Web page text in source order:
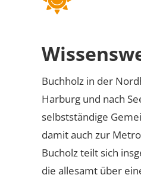
Buchholz in der
Harburg und nach
selbstständige
damit auch zur
Bucholz teilt sich
die allesamt über